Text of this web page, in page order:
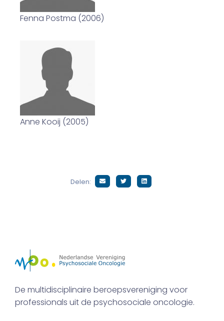
Fenna Postma (2006)
Anne Kooij (2005)
Delen:
De multidisciplinaire beroepsvereniging voor
professionals uit de psychosociale oncologie.